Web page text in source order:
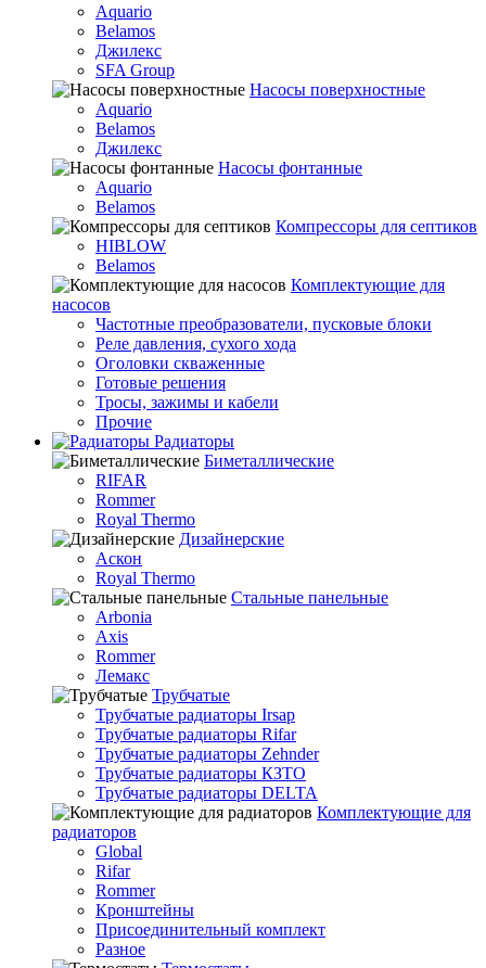
Aquario
Belamos
Джилекс
SFA Group
Насосы поверхностные
Aquario
Belamos
Джилекс
Насосы фонтанные
Aquario
Belamos
Компрессоры для септиков
HIBLOW
Belamos
Комплектующие для
насосов
Частотные преобразователи, пусковые блоки
Реле давления, сухого хода
Оголовки скваженные
Готовые решения
Тросы, зажимы и кабели
Прочие
Радиаторы
Биметаллические
RIFAR
Rommer
Royal Thermo
Дизайнерские
Аскон
Royal Thermo
Стальные панельные
Arbonia
Axis
Rommer
Лемакс
Трубчатые
Трубчатые радиаторы Irsap
Трубчатые радиаторы Rifar
Трубчатые радиаторы Zehnder
Трубчатые радиаторы КЗТО
Трубчатые радиаторы DELTA
Комплектующие для
радиаторов
Global
Rifar
Rommer
Кронштейны
Присоединительный комплект
Разное